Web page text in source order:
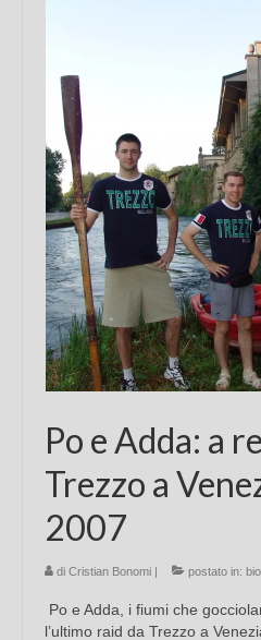
FAQ
Contatti
Po e Adda: a
Trezzo a
2007
di Cristian Bonomi | postato in:
Po e Adda, i fiumi che
l’ultimo raid da Trezzo a